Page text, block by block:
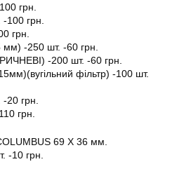
грн.
100 грн.
грн.
мм) -250 шт. -60 грн.
-200 шт. -60 грн.
фільтр) -100 шт.
20 грн.
грн.
69 X 36 мм.
-10 грн.